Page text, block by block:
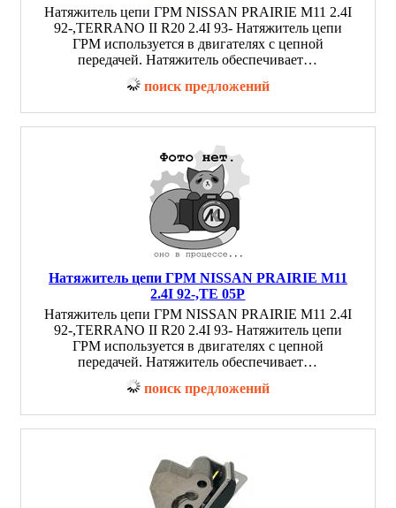
Натяжитель цепи ГРМ NISSAN PRAIRIE M11 2.4I
92-,TERRANO II R20 2.4I 93- Натяжитель цепи
ГРМ используется в двигателях с цепной
передачей. Натяжитель обеспечивает…
поиск предложений
Натяжитель цепи ГРМ NISSAN PRAIRIE M11
2.4I 92-,TE 05P
Натяжитель цепи ГРМ NISSAN PRAIRIE M11 2.4I
92-,TERRANO II R20 2.4I 93- Натяжитель цепи
ГРМ используется в двигателях с цепной
передачей. Натяжитель обеспечивает…
поиск предложений